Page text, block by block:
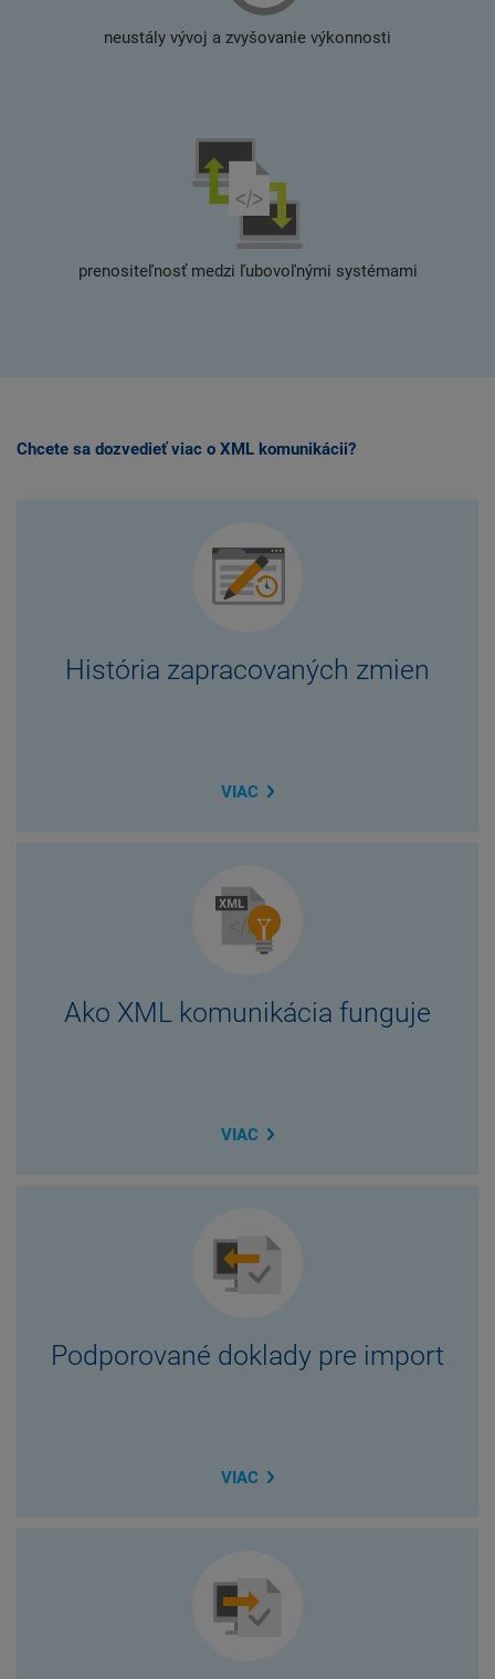
neustály vývoj a zvyšovanie výkonnosti
prenositeľnosť medzi ľubovoľnými systémami
Chcete sa dozvedieť viac o XML komunikácii?
História zapracovaných zmien
VIAC
Ako XML komunikácia funguje
VIAC
Podporované doklady pre import
VIAC